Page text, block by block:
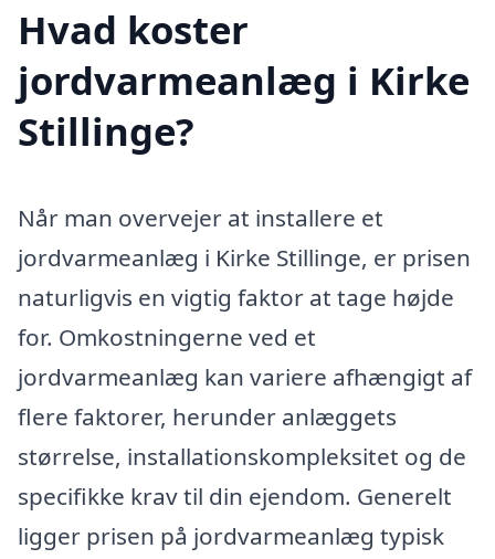
Hvad koster
jordvarmeanlæg i Kirke
Stillinge?
Når man overvejer at installere et
jordvarmeanlæg i Kirke Stillinge, er prisen
naturligvis en vigtig faktor at tage højde
for. Omkostningerne ved et
jordvarmeanlæg kan variere afhængigt af
flere faktorer, herunder anlæggets
størrelse, installationskompleksitet og de
specifikke krav til din ejendom. Generelt
ligger prisen på jordvarmeanlæg typisk